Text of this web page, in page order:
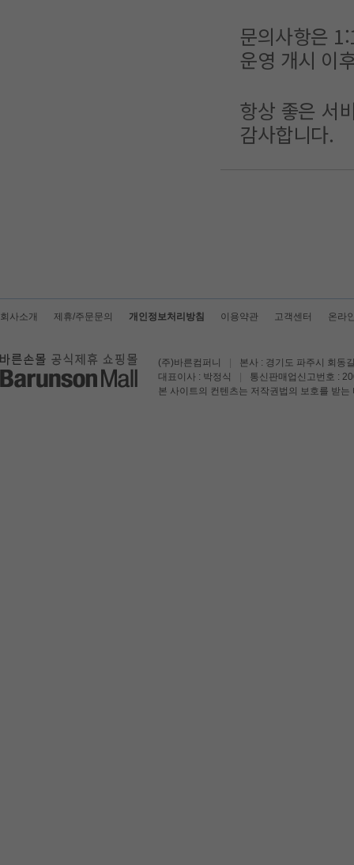
문의사항은
운영 개시 이
항상 좋은 서
감사합니다.
회사소개 제휴/주문문의 개인정보처리방침 이용약관 고객센터 온라
(주)바른컴퍼니
본사 : 경기도 파주시 회동
대표이사 : 박정식
통신판매업신고번호 :
본 사이트의 컨텐츠는 저작권법의 보호를 받